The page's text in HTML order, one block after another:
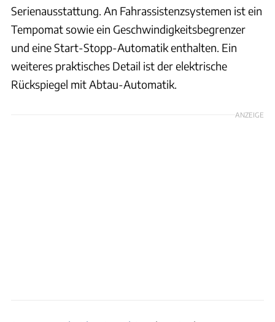
Serienausstattung. An Fahrassistenzsystemen ist ein
Tempomat sowie ein Geschwindigkeitsbegrenzer
und eine Start-Stopp-Automatik enthalten. Ein
weiteres praktisches Detail ist der elektrische
Rückspiegel mit Abtau-Automatik.
ANZEIGE